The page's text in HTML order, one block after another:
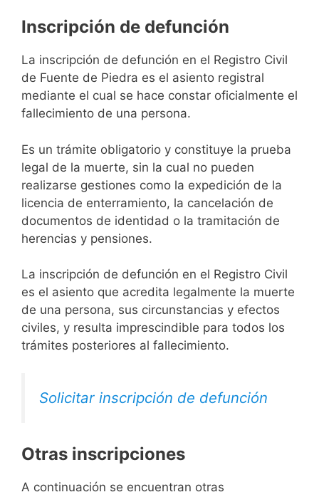
Inscripción de defunción
La inscripción de defunción en el Registro Civil
de Fuente de Piedra es el asiento registral
mediante el cual se hace constar oficialmente el
fallecimiento de una persona.
Es un trámite obligatorio y constituye la prueba
legal de la muerte, sin la cual no pueden
realizarse gestiones como la expedición de la
licencia de enterramiento, la cancelación de
documentos de identidad o la tramitación de
herencias y pensiones.
La inscripción de defunción en el Registro Civil
es el asiento que acredita legalmente la muerte
de una persona, sus circunstancias y efectos
civiles, y resulta imprescindible para todos los
trámites posteriores al fallecimiento.
Solicitar inscripción de defunción
Otras inscripciones
A continuación se encuentran otras